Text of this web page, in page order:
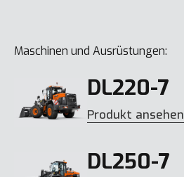
Maschinen und Ausrüstungen:
DL220-7
Produkt ansehen
DL250-7